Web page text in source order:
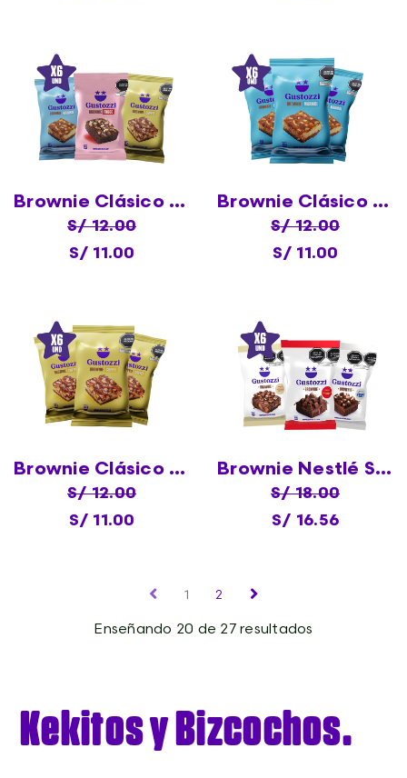
Brownie Clásico Surtido X6
S/ 12.00
S/ 11.00
Brownie Clásico Mármol X6
S/ 12.00
S/ 11.00
Brownie Clásico Café X6
S/ 12.00
S/ 11.00
Brownie Nestlé Surtido X6
S/ 18.00
S/ 16.56
1 2
Enseñando 20 de 27 resultados
Kekitos y Bizcochos.